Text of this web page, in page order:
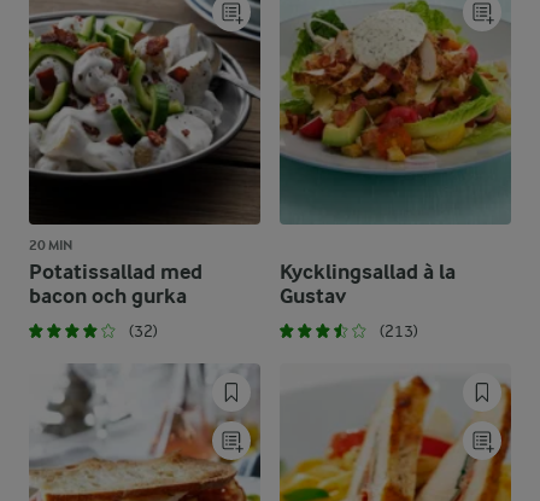
20 MIN
Potatissallad med
bacon och gurka
(32)
Kycklingsallad à la
Gustav
(213)